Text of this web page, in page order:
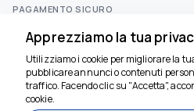
PAGAMENTO SICURO
SOCIAL MEDIA
Apprezziamo la tua
Utilizziamo i cookie per migliorare la
pubblicare annunci o contenuti
traffico. Facendo clic su "Accetta",
cookie.